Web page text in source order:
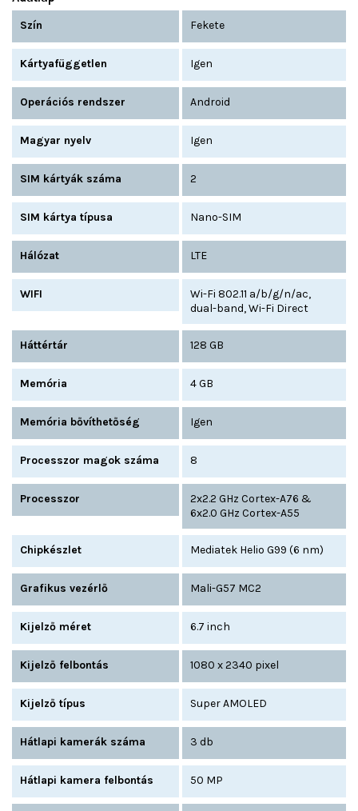
Szín Fekete
Kártyafüggetlen Igen
Operációs rendszer Android
Magyar nyelv Igen
SIM kártyák száma 2
SIM kártya típusa Nano-SIM
Hálózat LTE
WIFI
Wi-Fi 802.11 a/b/g/n/ac,
dual-band, Wi-Fi Direct
Háttértár 128 GB
Memória 4 GB
Memória bővíthetőség Igen
Processzor magok száma 8
Processzor
2x2.2 GHz Cortex-A76 &
6x2.0 GHz Cortex-A55
Chipkészlet Mediatek Helio G99 (6 nm)
Grafikus vezérlő Mali-G57 MC2
Kijelző méret 6.7 inch
Kijelző felbontás 1080 x 2340 pixel
Kijelző típus Super AMOLED
Hátlapi kamerák száma 3 db
Hátlapi kamera felbontás 50 MP